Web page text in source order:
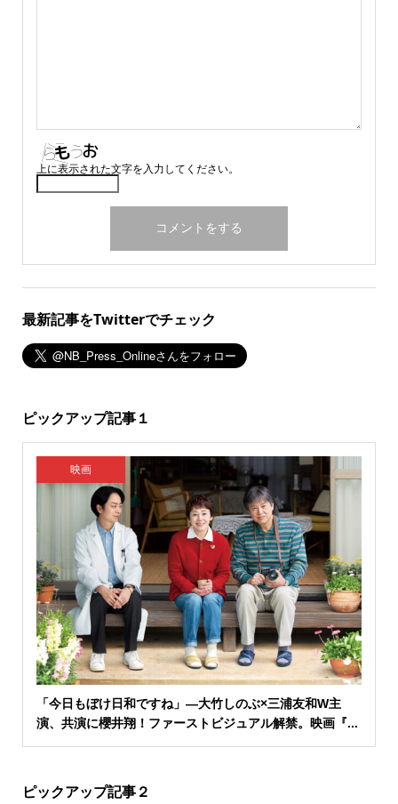
上に表示された文字を入力してください。
最新記事をTwitterでチェック
ピックアップ記事１
映画
「今日もぼけ日和ですね」―大竹しのぶ×三浦友和W主
演、共演に櫻井翔！ファーストビジュアル解禁。映画『...
ピックアップ記事２